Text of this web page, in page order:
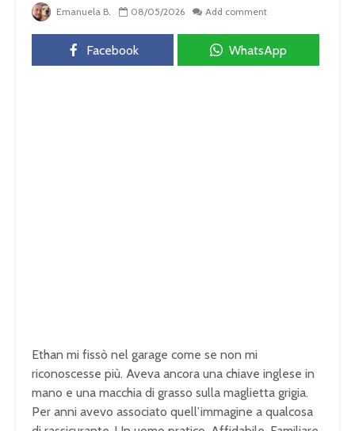
Emanuela B. 08/05/2026 Add comment
Facebook WhatsApp
Ethan mi fissò nel garage come se non mi
riconoscesse più. Aveva ancora una chiave inglese in
mano e una macchia di grasso sulla maglietta grigia.
Per anni avevo associato quell’immagine a qualcosa